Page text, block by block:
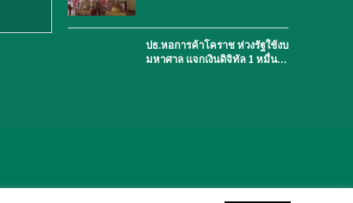
ปธ.หอการค้าโคราช ห่วงรัฐใช้งบ
มหาศาล แจกเงินดิจิทัล 1 หมื่น…